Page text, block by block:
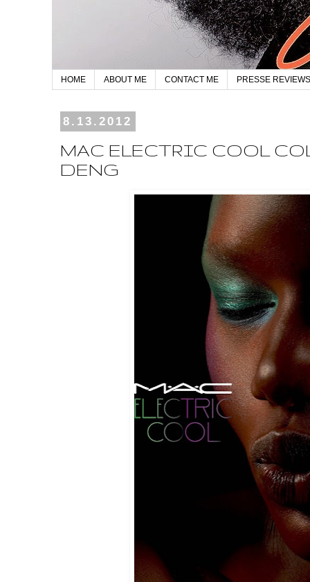
HOME ABOUT ME CONTACT ME PRESSE REVIEWS
8.13.2012
MAC ELECTRIC COOL
DENG